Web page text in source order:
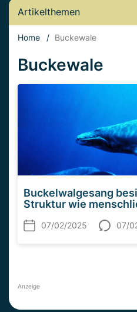
Artikelthemen
Home / Buckewale
Buckewale
Buckelwalgesang
Struktur wie
07/02/2025 07/
Anzeige